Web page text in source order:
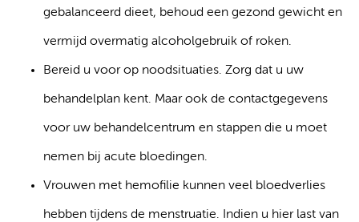
gebalanceerd dieet, behoud een gezond gewicht en
vermijd overmatig alcoholgebruik of roken.
Bereid u voor op noodsituaties. Zorg dat u uw
behandelplan kent. Maar ook de contactgegevens
voor uw behandelcentrum en stappen die u moet
nemen bij acute bloedingen.
Vrouwen met hemofilie kunnen veel bloedverlies
hebben tijdens de menstruatie. Indien u hier last van